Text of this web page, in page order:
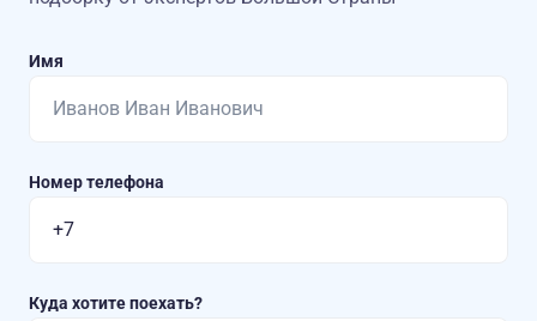
Имя
Номер телефона
Куда хотите поехать?